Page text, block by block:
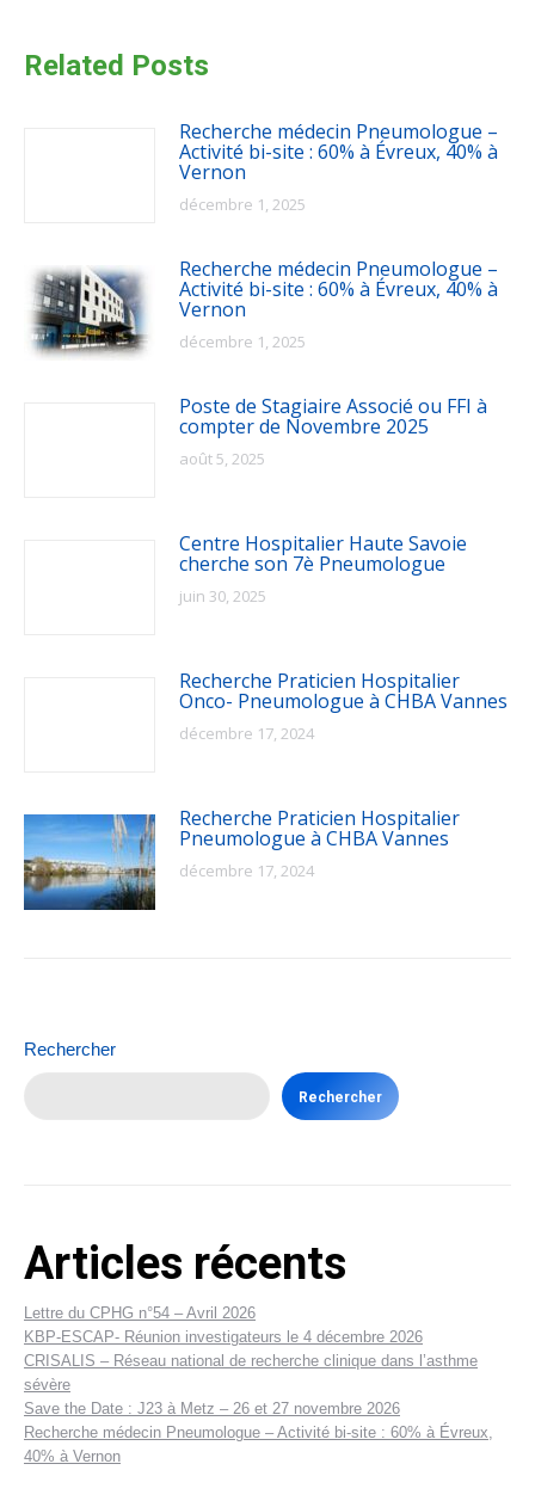
Related Posts
Recherche médecin Pneumologue –
Activité bi-site : 60% à Évreux, 40% à
Vernon
décembre 1, 2025
Recherche médecin Pneumologue –
Activité bi-site : 60% à Évreux, 40% à
Vernon
décembre 1, 2025
Poste de Stagiaire Associé ou FFI à
compter de Novembre 2025
août 5, 2025
Centre Hospitalier Haute Savoie
cherche son 7è Pneumologue
juin 30, 2025
Recherche Praticien Hospitalier
Onco- Pneumologue à CHBA Vannes
décembre 17, 2024
Recherche Praticien Hospitalier
Pneumologue à CHBA Vannes
décembre 17, 2024
Rechercher
Rechercher
Articles récents
Lettre du CPHG n°54 – Avril 2026
KBP-ESCAP- Réunion investigateurs le 4 décembre 2026
CRISALIS – Réseau national de recherche clinique dans l’asthme
sévère
Save the Date : J23 à Metz – 26 et 27 novembre 2026
Recherche médecin Pneumologue – Activité bi-site : 60% à Évreux,
40% à Vernon